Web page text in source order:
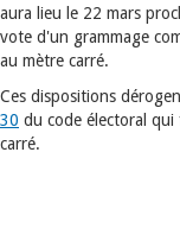
aura lieu le 22 mars
vote d'un grammage
au mètre carré.
Ces dispositions
30 du code électoral qui
carré.